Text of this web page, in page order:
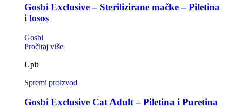
Gosbi Exclusive – Sterilizirane mačke – Piletina
i losos
Gosbi
Pročitaj više
Upit
Spremi proizvod
Gosbi Exclusive Cat Adult – Piletina i Puretina